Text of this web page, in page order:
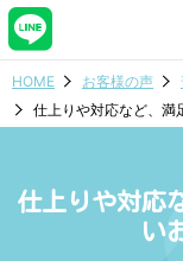
HOME お客様の声
仕上りや対応など、
仕上りや対応
い